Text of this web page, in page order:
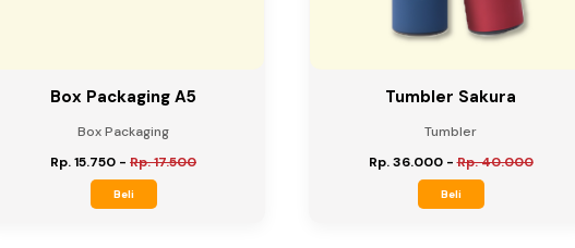
Box Packaging A5
Box Packaging
Rp. 15.750 - Rp. 17.500
Beli
Tumbler Sakura
Tumbler
Rp. 36.000-Rp. 40.000
Beli